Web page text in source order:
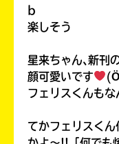
b
楽しそう
星来ちゃん､新刊
顔可愛いです
フェリスくんも
てかフェリスく